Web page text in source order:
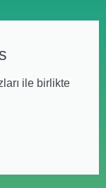
ile birlikte